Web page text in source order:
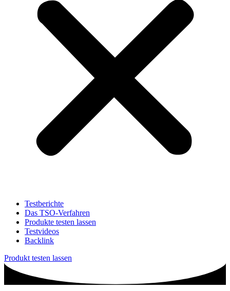
Testberichte
Das TSO-Verfahren
Produkte testen lassen
Testvideos
Backlink
Produkt testen lassen